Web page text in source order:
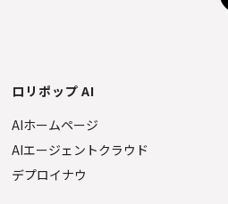
ロリポップ AI
AIホームページ
AIエージェントクラウド
デプロイナウ